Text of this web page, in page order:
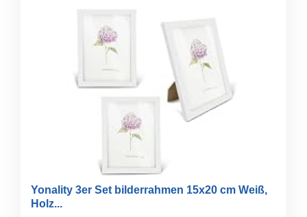
Yonality 3er Set bilderrahmen 15x20 cm Weiß,
Holz...